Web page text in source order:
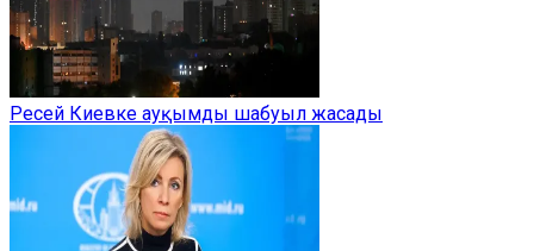
Ресей Киевке ауқымды шабуыл жасады